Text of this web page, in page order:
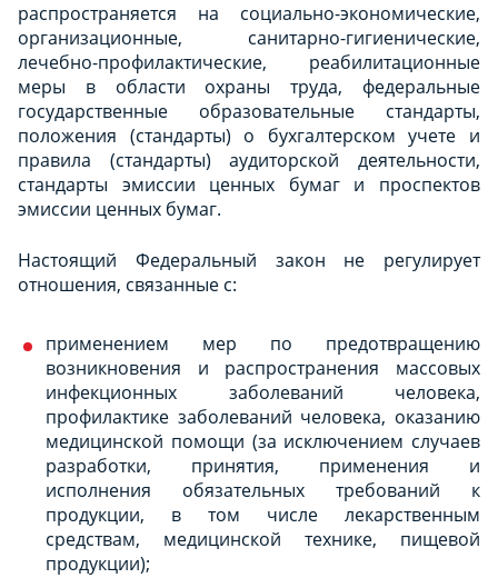
распространяется на социально-экономические,
организационные, санитарно-гигиенические,
лечебно-профилактические, реабилитационные
меры в области охраны труда, федеральные
государственные образовательные стандарты,
положения (стандарты) о бухгалтерском учете и
правила (стандарты) аудиторской деятельности,
стандарты эмиссии ценных бумаг и проспектов
эмиссии ценных бумаг.
Настоящий Федеральный закон не регулирует
отношения, связанные с:
применением мер по предотвращению
возникновения и распространения массовых
инфекционных заболеваний человека,
профилактике заболеваний человека, оказанию
медицинской помощи (за исключением случаев
разработки, принятия, применения и
исполнения обязательных требований к
продукции, в том числе лекарственным
средствам, медицинской технике, пищевой
продукции);